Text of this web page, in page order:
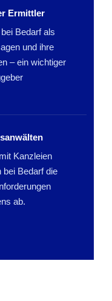
Ermittler
Bedarf als
und ihre
– ein wichtiger
Kanzleien
Bedarf die
ab.